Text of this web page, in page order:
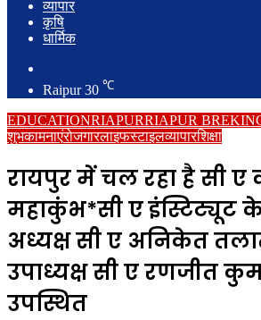
व्यापार
कृषि
धार्मिक
for
Raipur 30 ℃
EDUCATIONRIAPURRIAPUR
शुभकामनाएंरोजगारलाइफस्टाइलव्यापारशिक्षा
रायपुर में चल रहा है सी ए
महाकुंभ*सी ए इंस्टिट्यूट के
अध्यक्ष सी ए अनिकेत
उपाध्यक्ष सी ए रणजीत
उपस्थित